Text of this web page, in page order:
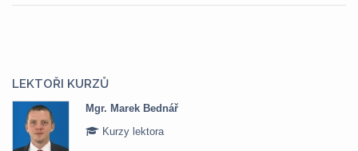
LEKTOŘI KURZŮ
Mgr. Marek Bednář
Kurzy lektora